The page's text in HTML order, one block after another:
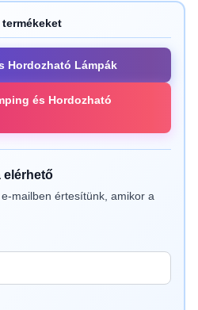
Hordozható Lámpák
és Hordozható
elérhető
mailben értesítünk, amikor a